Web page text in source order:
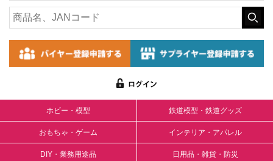
ホビー・模型 鉄道模型・鉄道グッズ
おもちゃ・ゲーム インテリア・アパレル
DIY・業務用途品 日用品・雑貨・防災